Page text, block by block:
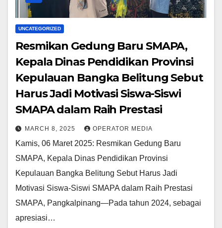
UNCATEGORIZED
Resmikan Gedung Baru SMAPA,
Kepala Dinas Pendidikan Provinsi
Kepulauan Bangka Belitung Sebut
Harus Jadi Motivasi Siswa-Siswi
SMAPA dalam Raih Prestasi
MARCH 8, 2025 OPERATOR MEDIA
Kamis, 06 Maret 2025: Resmikan Gedung Baru
SMAPA, Kepala Dinas Pendidikan Provinsi
Kepulauan Bangka Belitung Sebut Harus Jadi
Motivasi Siswa-Siswi SMAPA dalam Raih Prestasi
SMAPA, Pangkalpinang—Pada tahun 2024, sebagai
apresiasi…